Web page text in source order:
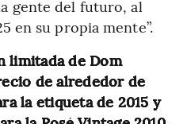
gente del futuro, al
en su propia mente”.
limitada de Dom
de alrededor de
la etiqueta de 2015 y